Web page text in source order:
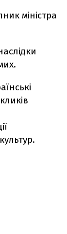
міністра